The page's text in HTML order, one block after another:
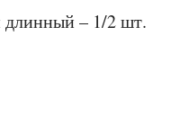
длинный – 1/2 шт.